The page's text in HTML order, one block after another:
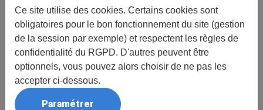
accessibles dans la rubrique"Conférences".
-Vous avez accès àplus d'informations et réponses
à quelques questionssur l'UTL et notre site,
dans la rubrique "Informations-Questions
fréquentes"
Nos dernières actualités
Ce site utilise des cookies. Certains cookies sont
obligatoires pour le bon fonctionnement du site (gestion
de la session par exemple) et respectent les règles de
confidentialité du RGPD. D'autres peuvent être
optionnels, vous pouvez alors choisir de ne pas les
accepter ci-dessous.
Paramétrer